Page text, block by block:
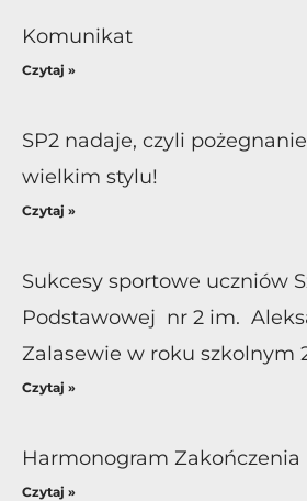
Komunikat
Czytaj »
SP2 nadaje, czyli
wielkim stylu!
Czytaj »
Sukcesy sportowe uczniów
Podstawowej nr 2 im.
Zalasewie w roku szkolnym
Czytaj »
Harmonogram Zakończenia
Czytaj »